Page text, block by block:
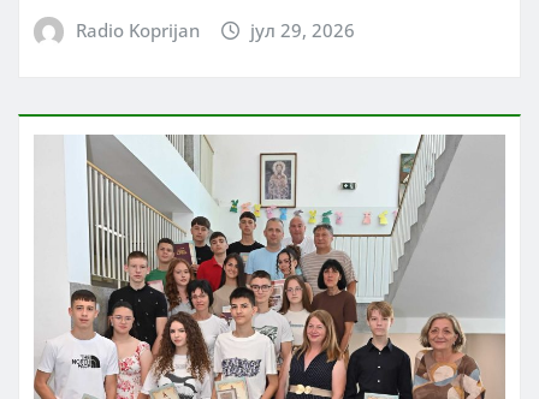
Radio Koprijan јул 29, 2026